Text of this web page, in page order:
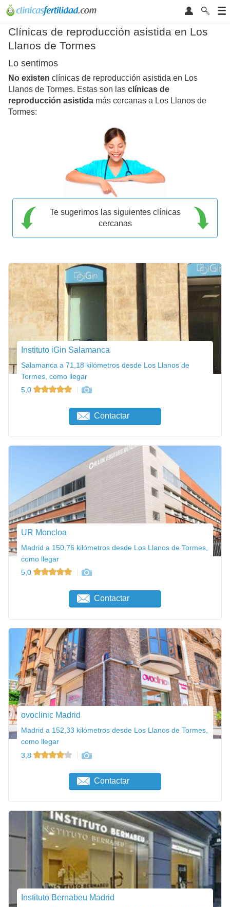
Clínicas de reproducción asistida en Los
Llanos de Tormes
Lo sentimos
No existen clínicas de reproducción asistida en Los
Llanos de Tormes. Estas son las clínicas de
reproducción asistida más cercanas a Los Llanos de
Tormes:
Te sugerimos las siguientes clínicas
cercanas
Instituto iGin Salamanca
Salamanca a 71,18 kilómetros desde Los Llanos de
Tormes, como llegar
5,0
Contactar
UR Moncloa
Madrid a 150,76 kilómetros desde Los Llanos de Tormes,
como llegar
5,0
Contactar
ovoclinic Madrid
Madrid a 152,33 kilómetros desde Los Llanos de Tormes,
como llegar
3,8
Contactar
Instituto Bernabeu Madrid